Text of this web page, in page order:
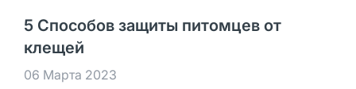
5 Способов защиты питомцев от
клещей
06 Марта 2023